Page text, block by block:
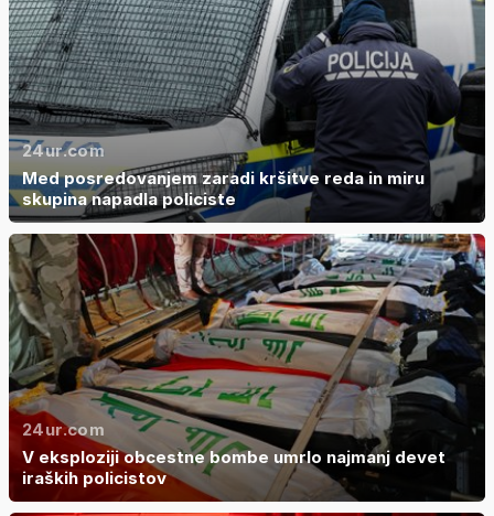
24ur.com
Med posredovanjem zaradi kršitve reda in miru
skupina napadla policiste
24ur.com
V eksploziji obcestne bombe umrlo najmanj devet
iraških policistov